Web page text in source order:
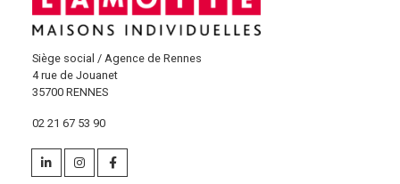
Siège social / Agence de Rennes
4 rue de Jouanet
35700 RENNES
02 21 67 53 90